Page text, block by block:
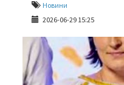
Новини
2026-06-29 15:25